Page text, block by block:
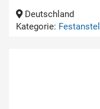
Deutschland
Kategorie: